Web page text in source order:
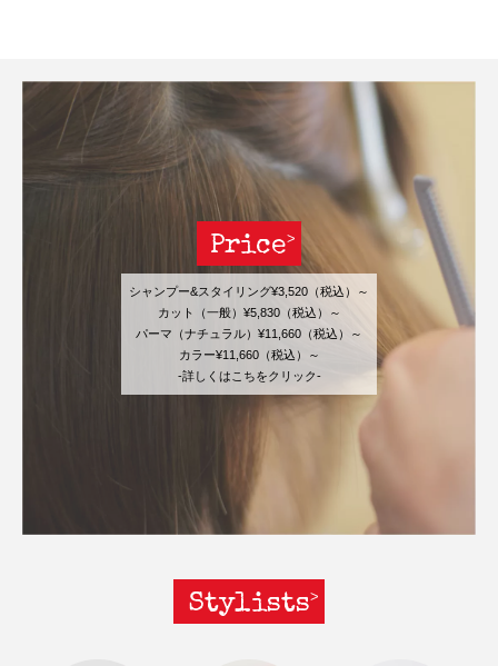
Price
シャンプー&スタイリング¥3,520（税込）～
カット（一般）¥5,830（税込）～
パーマ（ナチュラル）¥11,660（税込）～
カラー¥11,660（税込）～
-詳しくはこちをクリック-
Stylists